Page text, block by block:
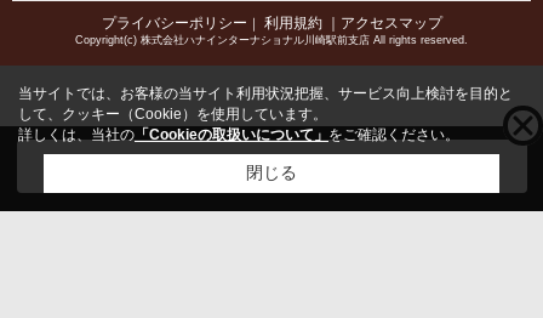
プライバシーポリシー 利用規約 ｜アクセスマップ
Copyright(c) 株式会社ハナインターナショナル川崎駅前支店 All rights reserved.
こちらの物件をご覧の方にお勧めな物件
当サイトでは、お客様の当サイト利用状況把握、サービス向上検討を目的と
して、クッキー（Cookie）を使用しています。
詳しくは、当社の 「Cookieの取扱いについて」 をご確認ください。
閉じる